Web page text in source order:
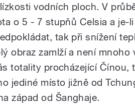
vodních ploch. V
o 5 - 7 stupňů Celsia a je-
tak při snížení
obraz zamlží a není
totality procházející Čínou,
jediné místo jižně od
západ od Šanghaje.